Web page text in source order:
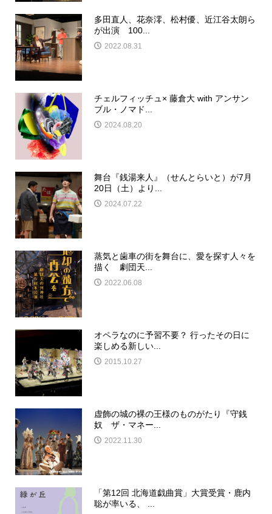
多田​直人、花奈澪、松村優、近江谷太朗ら
が出演 100...
2022.08.31
チェルフィッチュ× 藤倉大 with アンサン
ブル・ノマド...
2024.08.20
舞台『銭湯来人』（せんとらいと）が7月
20日（土）より...
2024.07.22
蒸気と歯車の街を舞台に、愛を探す人々を
描く 劇団天...
2022.06.08
オペラなのに予習不要？ 行ったその日に
楽しめる新しい...
2015.10.27
虚飾の城の裸の王様のものがたり『守銭
奴 ザ・マネー...
2022.11.30
「第12回 北海道戯曲賞」大賞受賞・鹿内
聡が率いる、 ...